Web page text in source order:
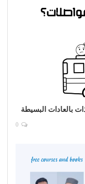
بالعادات البسيطة